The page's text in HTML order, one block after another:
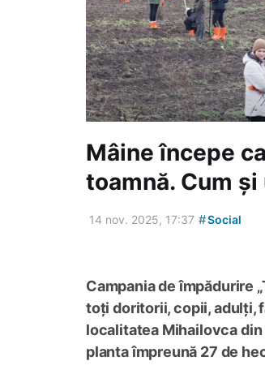
Mâine începe
toamnă. Cum
14 nov. 2025, 17:37 #Social
Campania de împădurire
toți doritorii, copii, adulți,
localitatea Mihailovca
planta împreună 27 de